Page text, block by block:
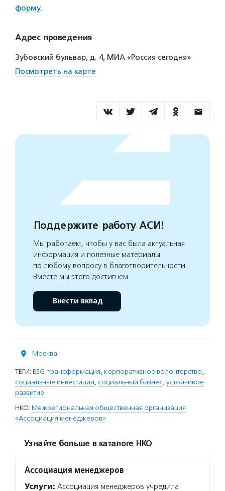
форму.
Адрес проведения
Зубовский бульвар, д. 4, МИА «Россия сегодня»
Посмотреть на карте
Поддержите работу АСИ!
Мы работаем, чтобы у вас была актуальная
информация и полезные материалы
по любому вопросу в благотворительности.
Вместе мы этого достигнем
Внести вклад
Москва
ТЕГИ: ESG-трансформация, корпоративное волонтерство,
социальные инвестиции, социальный бизнес, устойчивое
развитие
НКО: Межрегиональная общественная организация
«Ассоциация менеджеров»
Узнайте больше в каталоге НКО
Ассоциация менеджеров
Услуги: Ассоциация менеджеров учредила